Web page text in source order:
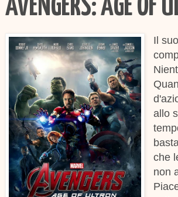
AVENGERS: AGE OF
Il
allo
che
non